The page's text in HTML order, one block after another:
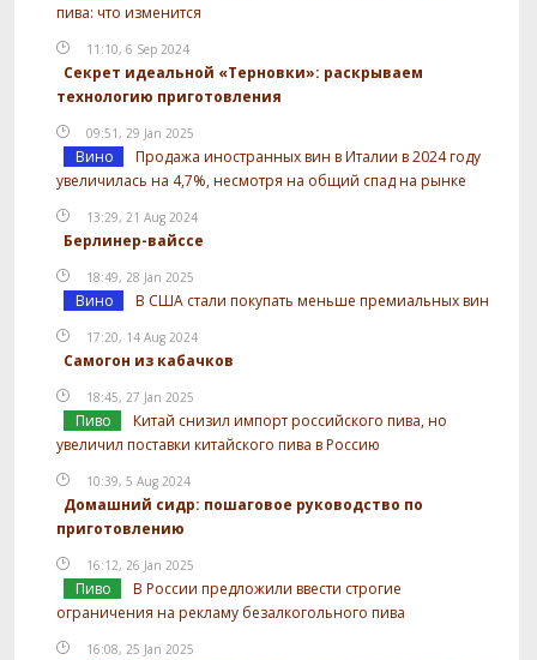
пива: что изменится
11:10, 6 Sep 2024
Секрет идеальной «Терновки»: раскрываем
технологию приготовления
09:51, 29 Jan 2025
Вино
Продажа иностранных вин в Италии в 2024 году
увеличилась на 4,7%, несмотря на общий спад на рынке
13:29, 21 Aug 2024
Берлинер-вайссе
18:49, 28 Jan 2025
Вино В США стали покупать меньше премиальных вин
17:20, 14 Aug 2024
Самогон из кабачков
18:45, 27 Jan 2025
Пиво
Китай снизил импорт российского пива, но
увеличил поставки китайского пива в Россию
10:39, 5 Aug 2024
Домашний сидр: пошаговое руководство по
приготовлению
16:12, 26 Jan 2025
Пиво
В России предложили ввести строгие
ограничения на рекламу безалкогольного пива
16:08, 25 Jan 2025